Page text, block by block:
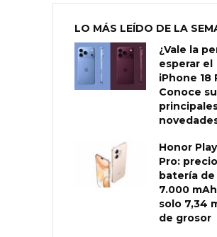
LO MÁS LEÍDO DE LA
¿Vale la
esperar el
iPhone 18
Conoce
Honor Play
Pro:
batería de
7.000
solo 7,34
de grosor